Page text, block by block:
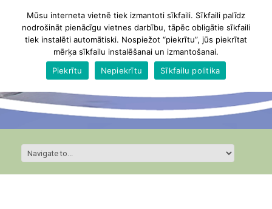
Mūsu interneta vietnē tiek izmantoti sīkfaili. Sīkfaili palīdz
nodrošināt pienācīgu vietnes darbību, tāpēc obligātie sīkfaili
tiek instalēti automātiski. Nospiežot “piekrītu”, jūs piekrītat
mērķa sīkfailu instalēšanai un izmantošanai.
Piekrītu
Nepiekrītu Sīkfailu politika